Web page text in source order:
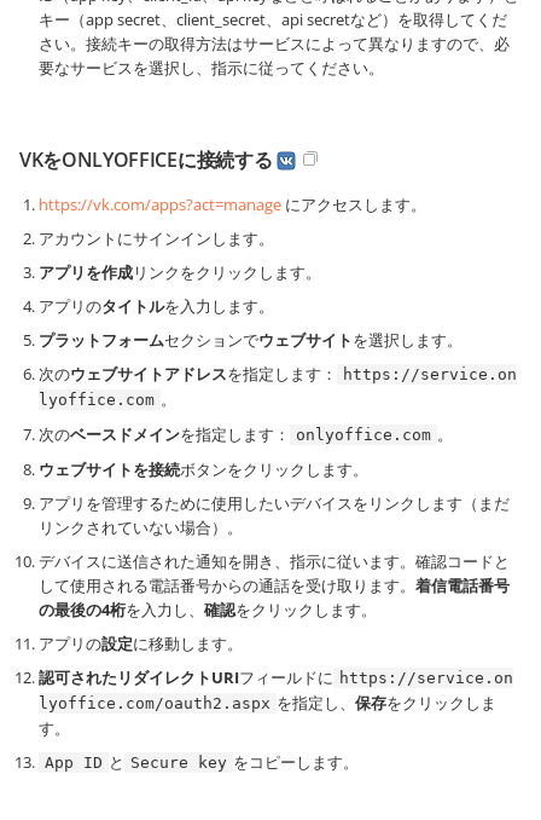
キー（app secret、client_secret、api secretなど）を取得してくだ
さい。接続キーの取得方法はサービスによって異なりますので、必
要なサービスを選択し、指示に従ってください。
VKをONLYOFFICEに接続する
https://vk.com/apps?act=manage にアクセスします。
アカウントにサインインします。
アプリを作成リンクをクリックします。
アプリのタイトルを入力します。
プラットフォームセクションでウェブサイトを選択します。
次のウェブサイトアドレスを指定します：
https://service.on
lyoffice.com 。
次のベースドメインを指定します： onlyoffice.com 。
ウェブサイトを接続ボタンをクリックします。
アプリを管理するために使用したいデバイスをリンクします（まだ
リンクされていない場合）。
デバイスに送信された通知を開き、指示に従います。確認コードと
して使用される電話番号からの通話を受け取ります。 着信電話番号
の最後の4桁を入力し、 確認をクリックします。
アプリの設定に移動します。
認可されたリダイレクトURIフィールドに https://service.on
lyoffice.com/oauth2.aspx を指定し、 保存をクリックしま
す。
App ID と Secure key をコピーします。